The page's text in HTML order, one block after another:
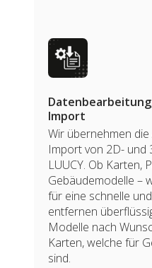
Import
Wir übernehmen
Import von 2D- und
LUUCY. Ob Karten,
Gebäudemodelle –
für eine schnelle
entfernen
Modelle nach
Karten, welche für
sind.